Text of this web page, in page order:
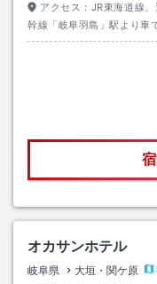
アクセス： JR東海道線
幹線「岐阜羽島」駅より車
オカサンホテル
岐阜県 大垣・関ケ原